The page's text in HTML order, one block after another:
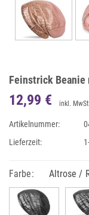
Feinstrick
12,99 € inkl.
Artikelnummer:
Lieferzeit:
Farbe: Altrose /